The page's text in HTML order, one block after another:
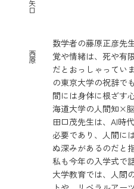
矢
口
西
原
数学者の藤原正彦先
覚や情緒は、死や有
だとおっしゃってい
の東京大学の祝辞で
間には身体に根ざす
海道大学の人間知×
田口茂先生は、AI時
必要であり、人間に
ぬ深みがあるのだと
私も今年の入学式で
大学教育では、人間